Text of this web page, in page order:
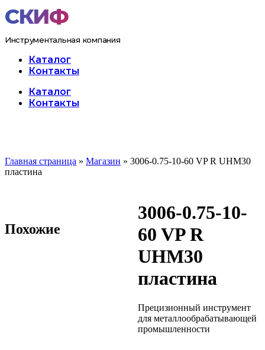
Перейти
к
Инструментальная компания
Каталог
Контакты
МенюКаталог
Контакты
Главная страница » Магазин » 3006-0.75-10-60 VP R UHM30
пластина
3006-0.75-10-
60 VP R
UHM30
пластина
Прецизионный инструмент
для металлообрабатывающей
промышленности
Похожие